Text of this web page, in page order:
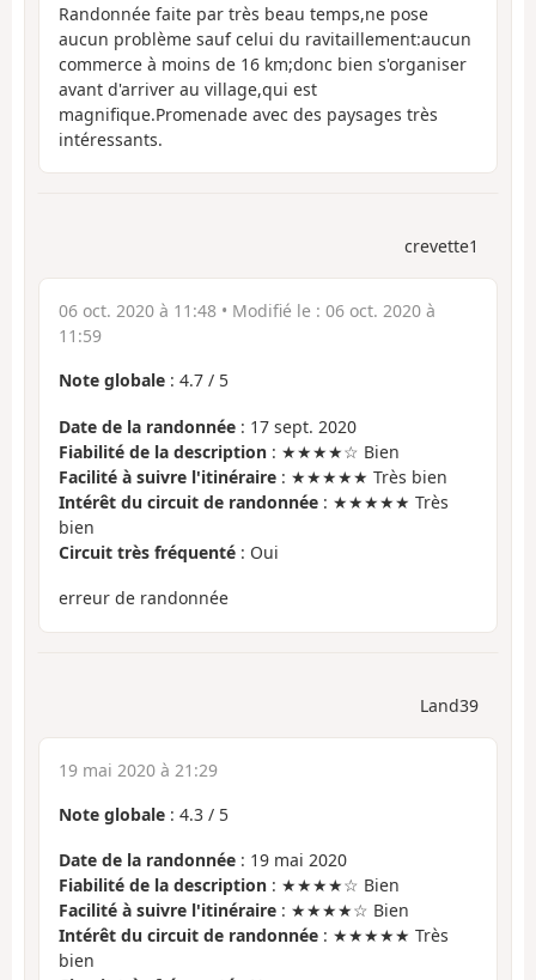
Randonnée faite par très beau temps,ne pose
aucun problème sauf celui du ravitaillement:aucun
commerce à moins de 16 km;donc bien s'organiser
avant d'arriver au village,qui est
magnifique.Promenade avec des paysages très
intéressants.
crevette1
06 oct. 2020 à 11:48 • Modifié le : 06 oct. 2020 à
11:59
Note globale : 4.7 / 5
Date de la randonnée : 17 sept. 2020
Fiabilité de la description : ★★★★☆ Bien
Facilité à suivre l'itinéraire : ★★★★★ Très bien
Intérêt du circuit de randonnée : ★★★★★ Très
bien
Circuit très fréquenté : Oui
erreur de randonnée
Land39
19 mai 2020 à 21:29
Note globale : 4.3 / 5
Date de la randonnée : 19 mai 2020
Fiabilité de la description : ★★★★☆ Bien
Facilité à suivre l'itinéraire : ★★★★☆ Bien
Intérêt du circuit de randonnée : ★★★★★ Très
bien